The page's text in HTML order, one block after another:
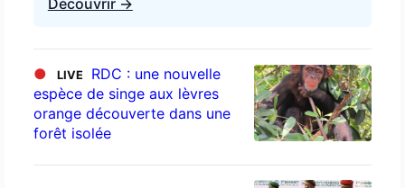
● LIVE
RDC : une nouvelle
espèce de singe aux lèvres
orange découverte dans une
forêt isolée